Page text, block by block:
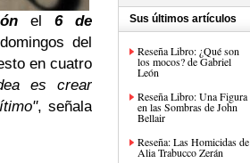
el 6 de
del
en cuatro
es crear
, señala
Sus últimos artículos
Reseña Libro: ¿Qué son
los mocos? de Gabriel
León
Reseña Libro: Una Figura
en las Sombras de John
Bellair
Reseña: Las Homicidas de
Alia Trabucco Zerán